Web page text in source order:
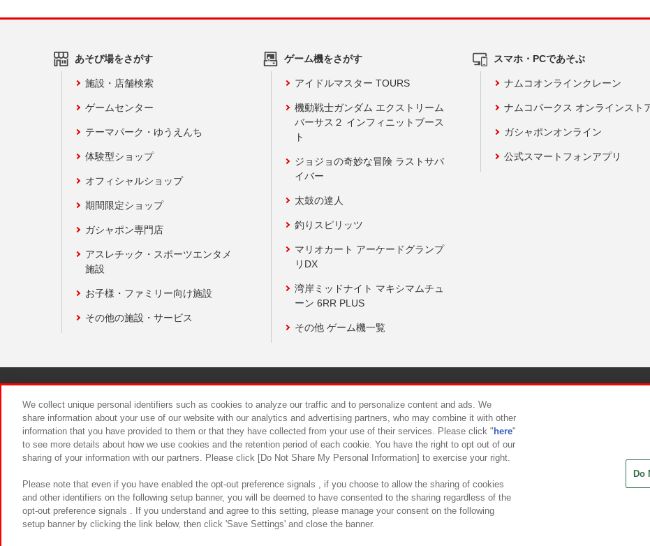
あそび場をさがす
施設・店舗検索
ゲームセンター
テーマパーク・ゆうえんち
体験型ショップ
オフィシャルショップ
期間限定ショップ
ガシャポン専門店
アスレチック・スポーツエンタメ
施設
お子様・ファミリー向け施設
その他の施設・サービス
ゲーム機をさがす
アイドルマスター TOURS
機動戦士ガンダム エクストリーム
バーサス２ インフィニットブース
ト
ジョジョの奇妙な冒険 ラストサバ
イバー
太鼓の達人
釣りスピリッツ
マリオカート アーケードグランプ
リDX
湾岸ミッドナイト マキシマムチュ
ーン 6RR PLUS
その他 ゲーム機一覧
スマホ・PCであそぶ
ナムコオンラインクレーン
ナムコパークス オンラインスト
ガシャポンオンライン
公式スマートフォンアプリ
食品のご提供について カスタマーハラスメント対応方針
We collect unique personal identifiers such as cookies to analyze our traffic and to personalize content and ads. We
share information about your use of our website with our analytics and advertising partners, who may combine it with other
information that you have provided to them or that they have collected from your use of their services. Please click " here"
to see more details about how we use cookies and the retention period of each cookie. You have the right to opt out of our
sharing of your information with our partners. Please click [Do Not Share My Personal Information] to exercise your right.
Please note that even if you have enabled the opt-out preference signals , if you choose to allow the sharing of cookies
and other identifiers on the following setup banner, you will be deemed to have consented to the sharing regardless of the
opt-out preference signals . If you understand and agree to this setting, please manage your consent on the following
setup banner by clicking the link below, then click 'Save Settings' and close the banner.
Do